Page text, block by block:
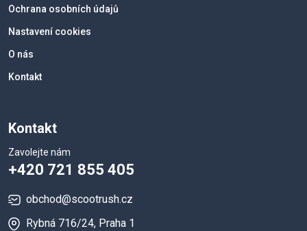
Ochrana osobních údajů
Nastavení cookies
O nás
Kontakt
Kontakt
Zavolejte nám
+420 721 855 405
obchod@scootrush.cz
Rybná 716/24, Praha 1